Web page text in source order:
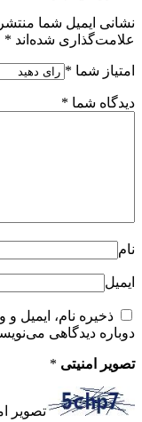
نشانی ایمیل شما
علامت‌گذاری شده‌اند *
امتیاز شما *
دیدگاه شما *
نام
ایمیل
ذخیره نام، ایمیل
دوباره دیدگاهی
تصویر امنیتی *
تصویر